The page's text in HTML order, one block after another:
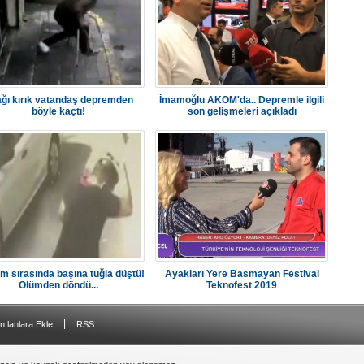
kırık vatandaş depremden
böyle kaçtı!
İmamoğlu AKOM'da.. Depremle ilgili
son gelişmeleri açıkladı
sırasında başına tuğla düştü!
Ölümden döndü...
Ayakları Yere Basmayan Festival
Teknofest 2019
Ekle RSS